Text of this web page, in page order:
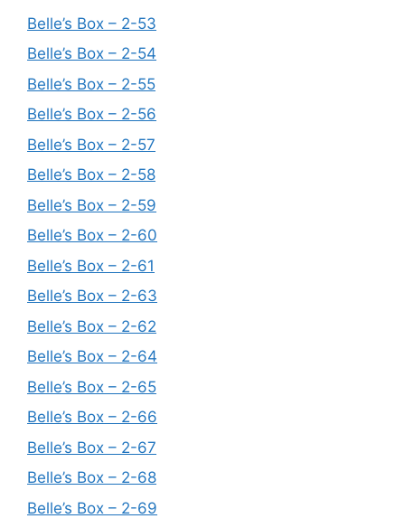
Belle’s Box – 2-53
Belle’s Box – 2-54
Belle’s Box – 2-55
Belle’s Box – 2-56
Belle’s Box – 2-57
Belle’s Box – 2-58
Belle’s Box – 2-59
Belle’s Box – 2-60
Belle’s Box – 2-61
Belle’s Box – 2-63
Belle’s Box – 2-62
Belle’s Box – 2-64
Belle’s Box – 2-65
Belle’s Box – 2-66
Belle’s Box – 2-67
Belle’s Box – 2-68
Belle’s Box – 2-69